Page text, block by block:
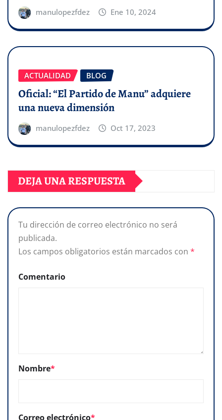
manulopezfdez Ene 10, 2024
ACTUALIDAD BLOG
Oficial: “El Partido de Manu” adquiere
una nueva dimensión
manulopezfdez Oct 17, 2023
DEJA UNA RESPUESTA
Tu dirección de correo electrónico no será
publicada.
Los campos obligatorios están marcados con *
Comentario
Nombre*
Correo electrónico*